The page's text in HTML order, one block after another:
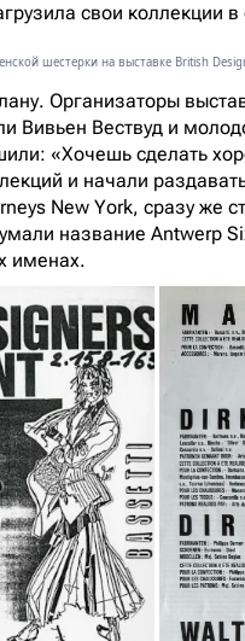
свои коллекции
шестерки на выставке British
Организаторы
Вивьен Вествуд и
«Хочешь сделать
и начали
New York, сразу же
название Antwerp
именах.